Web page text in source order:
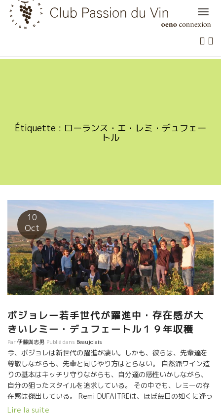
Skip
content
Étiquette : ローランス・エ・レミ・デュフェー
トル
10
Oct
ボジョレー若手世代が躍進中・存在感が大
きいレミー・デュフェートル１９年収穫
Par伊藤與志男 Publié dans Beaujolais
今、ボジョレは新世代の躍進が凄い。しかも、彼らは、先輩達を
尊敬しながらも、先輩と同じやり方はとらない。 自然派ワイン造
りの基本はキッチリ守りながらも、自分達の感性いかしながら、
自分の狙ったスタイルを追求している。 その中でも、レミーの存
在感は傑出している。 Remi DUFAITREは、ほぼ毎日の如くに逢っ
ている先輩醸造家が２人いる。 お父さんの様に慕っているジャ
Lire la suite